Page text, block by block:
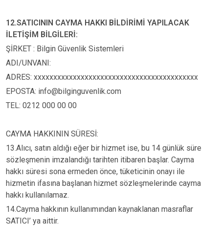
12.SATICININ CAYMA HAKKI BİLDİRİMİ YAPILACAK
İLETİŞİM BİLGİLERİ:
ŞİRKET : Bilgin Güvenlik Sistemleri
ADI/UNVANI:
ADRES: xxxxxxxxxxxxxxxxxxxxxxxxxxxxxxxxxxxxxxxxxx
EPOSTA: info@bilginguvenlik.com
TEL: 0212 000 00 00
CAYMA HAKKININ SÜRESİ:
13.Alıcı, satın aldığı eğer bir hizmet ise, bu 14 günlük süre
sözleşmenin imzalandığı tarihten itibaren başlar. Cayma
hakkı süresi sona ermeden önce, tüketicinin onayı ile
hizmetin ifasına başlanan hizmet sözleşmelerinde cayma
hakkı kullanılamaz.
14.Cayma hakkının kullanımından kaynaklanan masraflar
SATICI’ ya aittir.